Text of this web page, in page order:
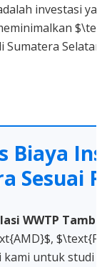
investasi
Selatan.
Biaya
Sesuai
WWTP
untuk studi